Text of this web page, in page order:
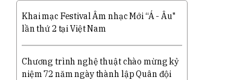
Khai mạc Festival Âm nhạc Mới “Á - Âu"
lần thứ 2 tại Việt Nam
Chương trình nghệ thuật chào mừng kỷ
niệm 72 năm ngày thành lập Quân đội